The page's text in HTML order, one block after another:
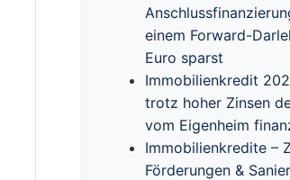
einem Forward-
Euro sparst
Immobilienkredit
trotz hoher Zinsen
vom Eigenheim
Immobilienkredite –
Förderungen &